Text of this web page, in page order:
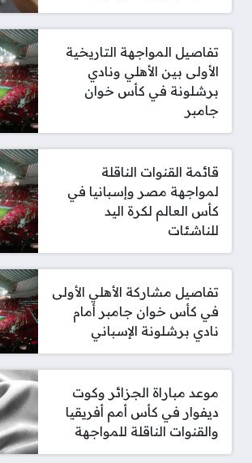
تفاصيل المواجهة التاريخية
الأولى بين الأهلي ونادي
برشلونة في كأس خوان
جامبر
قائمة القنوات الناقلة
لمواجهة مصر وإسبانيا في
كأس العالم لكرة اليد
للناشئات
تفاصيل مشاركة الأهلي الأولى
في كأس خوان جامبر أمام
نادي برشلونة الإسباني
موعد مباراة الجزائر وكوت
ديفوار في كأس أمم أفريقيا
والقنوات الناقلة للمواجهة